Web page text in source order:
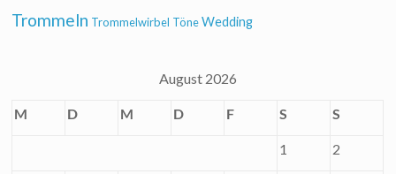
Trommeln Trommelwirbel Töne Wedding
August 2026
M D M D F S S
1 2